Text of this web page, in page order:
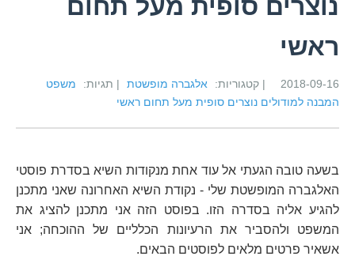
נוצרים סופית מעל תחום
ראשי
2018-09-16 | קטגוריות: אלגברה מופשטת | תגיות:
משפט
המבנה למודולים נוצרים סופית מעל תחום ראשי
בשעה טובה הגעתי אל עוד אחת מנקודות השיא בסדרת פוסטי
האלגברה המופשטת שלי - נקודת השיא האחרונה שאני מתכנן
להגיע אליה בסדרה הזו. בפוסט הזה אני מתכנן להציג את
המשפט ולהסביר את הרעיונות הכלליים של ההוכחה; אני
אשאיר פרטים מלאים לפוסטים הבאים.